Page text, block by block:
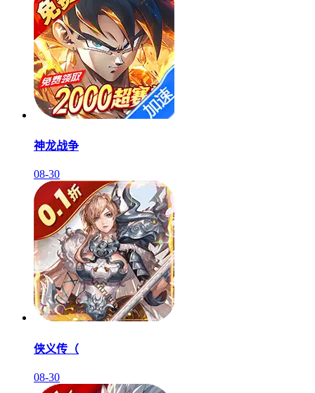
神龙战争
08-30
侠义传（
08-30